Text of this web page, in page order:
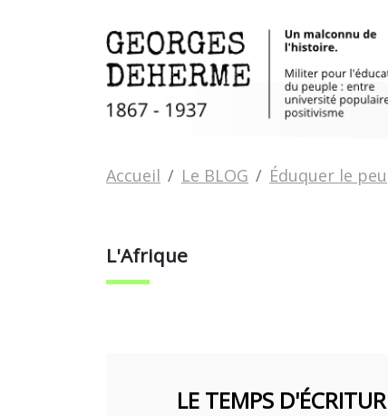
Vous êtes ici:
Accueil Le BLOG Éduquer le
L'Afrique
LE TEMPS